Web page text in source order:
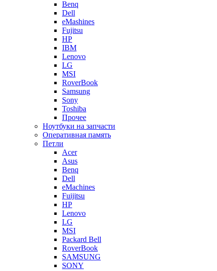
Benq
Dell
eMashines
Fujitsu
HP
IBM
Lenovo
LG
MSI
RoverBook
Samsung
Sony
Toshiba
Прочее
Ноутбуки на запчасти
Оперативная память
Петли
Acer
Asus
Benq
Dell
eMachines
Fuijitsu
HP
Lenovo
LG
MSI
Packard Bell
RoverBook
SAMSUNG
SONY